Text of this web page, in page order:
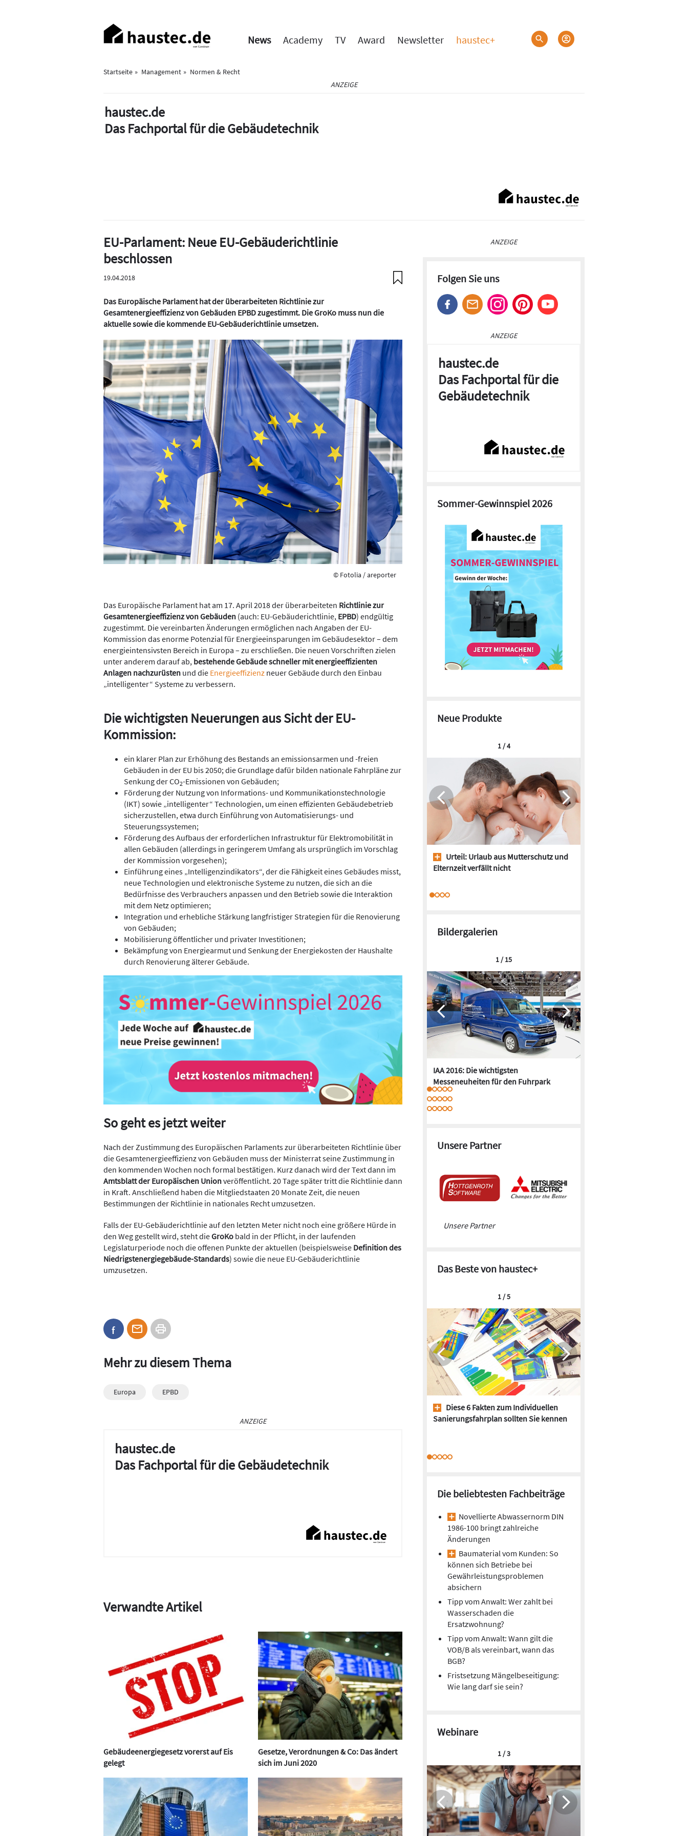
Haupt-
Navigation
News Academy TV Award Newsletter haustec+
Startseite Management
Normen & Recht
ANZEIGE
haustec.de
Das Fachportal für die Gebäudetechnik
EU-Parlament: Neue EU-Gebäuderichtlinie
beschlossen
19.04.2018
Das Europäische Parlament hat der überarbeiteten Richtlinie zur
Gesamtenergieeffizienz von Gebäuden EPBD zugestimmt. Die GroKo muss nun die
aktuelle sowie die kommende EU-Gebäuderichtlinie umsetzen.
© Fotolia / areporter
Das Europäische Parlament hat am 17. April 2018 der überarbeiteten Richtlinie zur
Gesamtenergieeffizienz von Gebäuden (auch: EU-Gebäuderichtlinie, EPBD) endgültig
zugestimmt. Die vereinbarten Änderungen ermöglichen nach Angaben der EU-
Kommission das enorme Potenzial für Energieeinsparungen im Gebäudesektor – dem
energieintensivsten Bereich in Europa – zu erschließen. Die neuen Vorschriften zielen
unter anderem darauf ab, bestehende Gebäude schneller mit energieeffizienten
Anlagen nachzurüsten und die Energieeffizienz neuer Gebäude durch den Einbau
„intelligenter“ Systeme zu verbessern.
Die wichtigsten Neuerungen aus Sicht der EU-
Kommission:
ein klarer Plan zur Erhöhung des Bestands an emissionsarmen und -freien
Gebäuden in der EU bis 2050; die Grundlage dafür bilden nationale Fahrpläne zur
Senkung der CO2-Emissionen von Gebäuden;
Förderung der Nutzung von Informations- und Kommunikationstechnologie
(IKT) sowie „intelligenter“ Technologien, um einen effizienten Gebäudebetrieb
sicherzustellen, etwa durch Einführung von Automatisierungs- und
Steuerungssystemen;
Förderung des Aufbaus der erforderlichen Infrastruktur für Elektromobilität in
allen Gebäuden (allerdings in geringerem Umfang als ursprünglich im Vorschlag
der Kommission vorgesehen);
Einführung eines „Intelligenzindikators“, der die Fähigkeit eines Gebäudes misst,
neue Technologien und elektronische Systeme zu nutzen, die sich an die
Bedürfnisse des Verbrauchers anpassen und den Betrieb sowie die Interaktion
mit dem Netz optimieren;
Integration und erhebliche Stärkung langfristiger Strategien für die Renovierung
von Gebäuden;
Mobilisierung öffentlicher und privater Investitionen;
Bekämpfung von Energiearmut und Senkung der Energiekosten der Haushalte
durch Renovierung älterer Gebäude.
So geht es jetzt weiter
Nach der Zustimmung des Europäischen Parlaments zur überarbeiteten Richtlinie über
die Gesamtenergieeffizienz von Gebäuden muss der Ministerrat seine Zustimmung in
den kommenden Wochen noch formal bestätigen. Kurz danach wird der Text dann im
Amtsblatt der Europäischen Unionveröffentlicht. 20 Tage später tritt die Richtlinie dann
in Kraft. Anschließend haben die Mitgliedstaaten 20 Monate Zeit, die neuen
Bestimmungen der Richtlinie in nationales Recht umzusetzen.
Falls der EU-Gebäuderichtlinie auf den letzten Meter nicht noch eine größere Hürde in
den Weg gestellt wird, steht dieGroKo bald in der Pflicht, in der laufenden
Legislaturperiode noch die offenen Punkte der aktuellen (beispielsweise Definition des
Niedrigstenergiegebäude-Standards) sowie die neue EU-Gebäuderichtlinie
umzusetzen.
Mehr zu diesem Thema
Europa EPBD
ANZEIGE
haustec.de
Das Fachportal für die Gebäudetechnik
Verwandte Artikel
Gebäudeenergiegesetz vorerst auf Eis
gelegt
Gesetze, Verordnungen & Co: Das ändert
sich im Juni 2020
ANZEIGE
Folgen Sie uns
ANZEIGE
haustec.de
Das Fachportal für die
Gebäudetechnik
Sommer-Gewinnspiel 2026
Neue Produkte
Urteil: Urlaub aus Mutterschutz und
Elternzeit verfällt nicht
1 / 4
Bildergalerien
IAA 2016: Die wichtigsten
Messeneuheiten für den Fuhrpark
1 / 15
Unsere Partner
Unsere Partner
Das Beste von haustec+
Diese 6 Fakten zum Individuellen
Sanierungsfahrplan sollten Sie kennen
1 / 5
Die beliebtesten Fachbeiträge
Novellierte Abwassernorm DIN
1986-100 bringt zahlreiche
Änderungen
Baumaterial vom Kunden: So
können sich Betriebe bei
Gewährleistungsproblemen
absichern
Tipp vom Anwalt: Wer zahlt bei
Wasserschaden die
Ersatzwohnung?
Tipp vom Anwalt: Wann gilt die
VOB/B als vereinbart, wann das
BGB?
Fristsetzung Mängelbeseitigung:
Wie lang darf sie sein?
Webinare
1 / 3